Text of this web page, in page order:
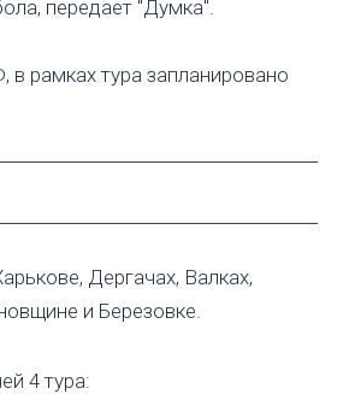
передает "Думка".
рамках тура запланировано
Дергачах, Валках,
и Березовке.
4 тура: